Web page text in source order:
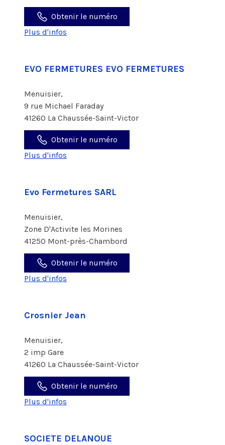
Obtenir le numéro
Plus d'infos
EVO FERMETURES EVO FERMETURES
Menuisier,
9 rue Michael Faraday
41260 La Chaussée-Saint-Victor
Obtenir le numéro
Plus d'infos
Evo Fermetures SARL
Menuisier,
Zone D'Activite les Morines
41250 Mont-près-Chambord
Obtenir le numéro
Plus d'infos
Crosnier Jean
Menuisier,
2 imp Gare
41260 La Chaussée-Saint-Victor
Obtenir le numéro
Plus d'infos
SOCIETE DELANOUE